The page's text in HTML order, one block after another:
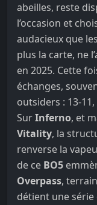
abeilles, reste
l’occasion et
audacieux que
plus la carte, ne
en 2025. Cette
échanges,
outsiders : 13-11,
SurInferno, et
Vitality, la
renverse la
de ce BO5
Overpass,
détient une